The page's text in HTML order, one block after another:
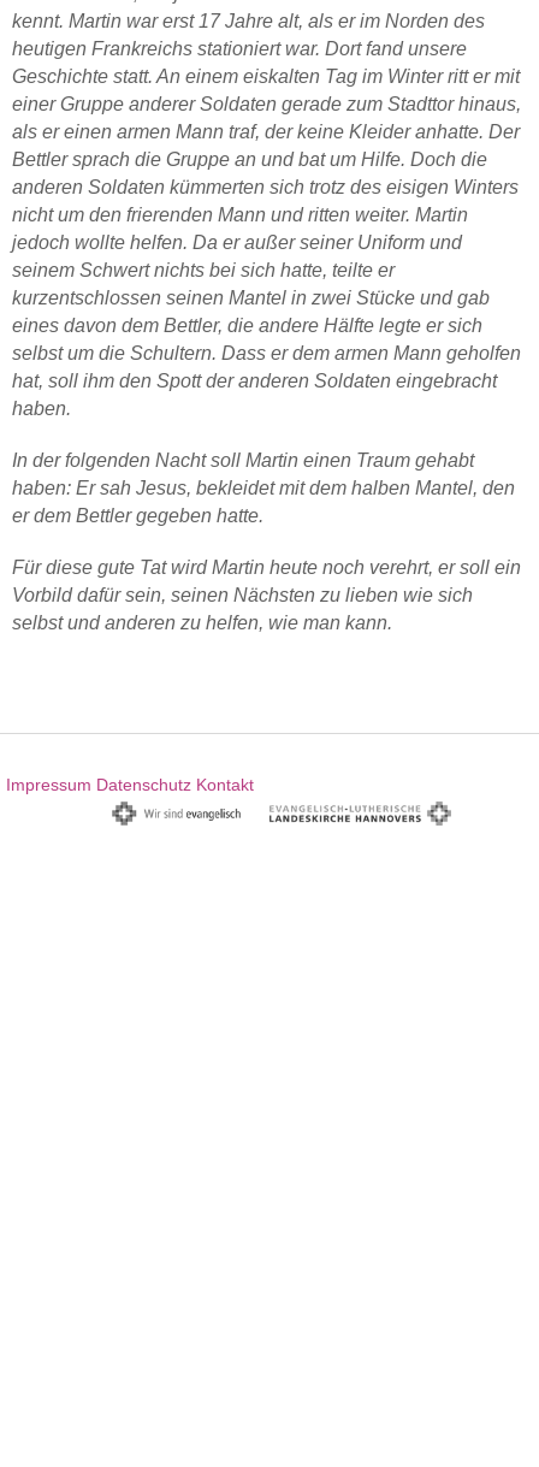
kennt. Martin war erst 17 Jahre alt, als er im Norden des
heutigen Frankreichs stationiert war. Dort fand unsere
Geschichte statt. An einem eiskalten Tag im Winter ritt er mit
einer Gruppe anderer Soldaten gerade zum Stadttor hinaus,
als er einen armen Mann traf, der keine Kleider anhatte. Der
Bettler sprach die Gruppe an und bat um Hilfe. Doch die
anderen Soldaten kümmerten sich trotz des eisigen Winters
nicht um den frierenden Mann und ritten weiter. Martin
jedoch wollte helfen. Da er außer seiner Uniform und
seinem Schwert nichts bei sich hatte, teilte er
kurzentschlossen seinen Mantel in zwei Stücke und gab
eines davon dem Bettler, die andere Hälfte legte er sich
selbst um die Schultern. Dass er dem armen Mann geholfen
hat, soll ihm den Spott der anderen Soldaten eingebracht
haben.
In der folgenden Nacht soll Martin einen Traum gehabt
haben: Er sah Jesus, bekleidet mit dem halben Mantel, den
er dem Bettler gegeben hatte.
Für diese gute Tat wird Martin heute noch verehrt, er soll ein
Vorbild dafür sein, seinen Nächsten zu lieben wie sich
selbst und anderen zu helfen, wie man kann.
Impressum Datenschutz Kontakt